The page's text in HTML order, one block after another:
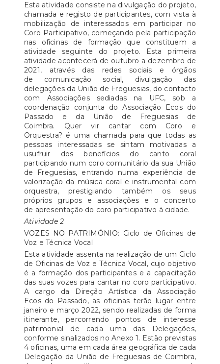
Esta atividade consiste na divulgação do projeto,
chamada e registo de participantes, com vista à
mobilização de interessados em participar no
Coro Participativo, começando pela participação
nas oficinas de formação que constituem a
atividade seguinte do projeto. Esta primeira
atividade acontecerá de outubro a dezembro de
2021, através das redes sociais e órgãos
de comunicação social, divulgação das
delegações da União de Freguesias, do contacto
com Associações sediadas na UFC, sob a
coordenação conjunta do Associação Ecos do
Passado e da União de Freguesias de
Coimbra. Quer vir cantar com Coro e
Orquestra? é uma chamada para que todas as
pessoas interessadas se sintam motivadas a
usufruir dos benefícios do canto coral
participando num coro comunitário da sua União
de Freguesias, entrando numa experiência de
valorização da música coral e instrumental com
orquestra, prestigiando também os seus
próprios grupos e associações e o concerto
de apresentação do coro participativo à cidade.
Atividade 2
VOZES NO PATRIMÓNIO: Ciclo de Oficinas de
Voz e Técnica Vocal
Esta atividade assenta na realização de um Ciclo
de Oficinas de Voz e Técnica Vocal, cujo objetivo
é a formação dos participantes e a capacitação
das suas vozes para cantar no coro participativo.
A cargo da Direção Artística da Associação
Ecos do Passado, as oficinas terão lugar entre
janeiro e março 2022, sendo realizadas de forma
itinerante, percorrendo pontos de interesse
patrimonial de cada uma das Delegações,
conforme sinalizados no Anexo 1. Estão previstas
4 oficinas, uma em cada área geográfica de cada
Delegação da União de Freguesias de Coimbra,